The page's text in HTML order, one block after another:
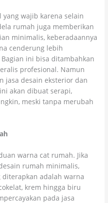
yang wajib karena selain
rumah juga memberikan
minimalis, keberadaannya
cenderung lebih
ini bisa ditambahkan
profesional. Namun
jasa desain eksterior dan
akan dibuat serapi,
meski tanpa merubah
warna cat rumah. Jika
rumah minimalis,
adalah warna
krem hingga biru
pada jasa